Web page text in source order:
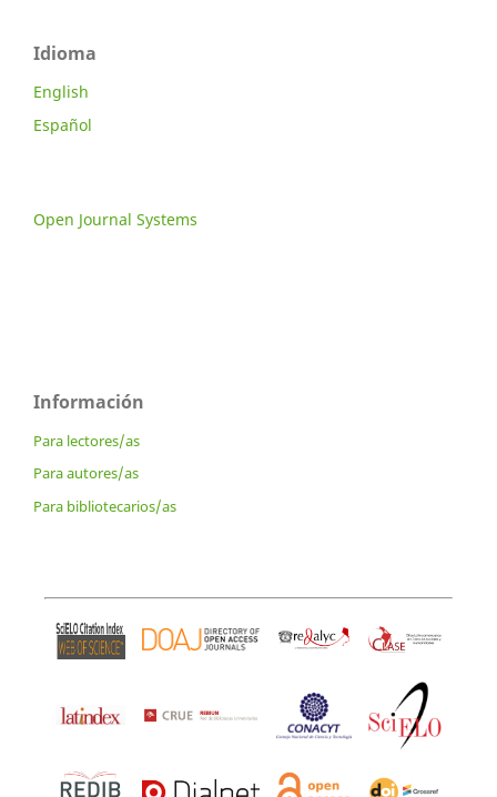
Idioma
English
Español
Open Journal Systems
Información
Para lectores/as
Para autores/as
Para bibliotecarios/as